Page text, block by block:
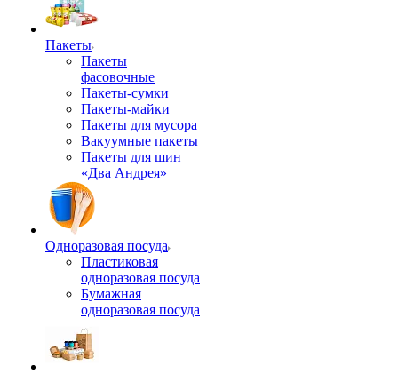
Пакеты
Пакеты
фасовочные
Пакеты-сумки
Пакеты-майки
Пакеты для мусора
Вакуумные пакеты
Пакеты для шин
«Два Андрея»
Одноразовая посуда
Пластиковая
одноразовая посуда
Бумажная
одноразовая посуда